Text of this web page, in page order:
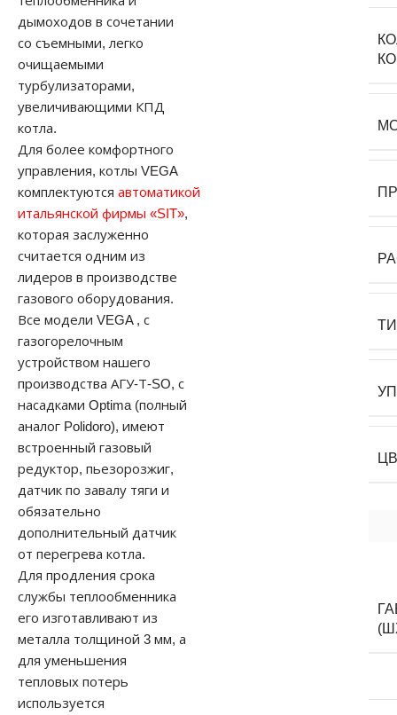
дымоходов в сочетании
со съемными, легко
очищаемыми
турбулизаторами,
увеличивающими КПД
котла.
Для более комфортного
управления, котлы VEGA
комплектуются автоматикой
итальянской фирмы «SIT»,
которая заслуженно
считается одним из
лидеров в производстве
газового оборудования.
Все модели VEGA , с
газогорелочным
устройством нашего
производства АГУ-Т-SO, с
насадками Optima (полный
аналог Polidoro), имеют
встроенный газовый
редуктор, пьезорозжиг,
датчик по завалу тяги и
обязательно
дополнительный датчик
от перегрева котла.
Для продления срока
службы теплообменника
его изготавливают из
металла толщиной 3 мм, а
для уменьшения
тепловых потерь
используется